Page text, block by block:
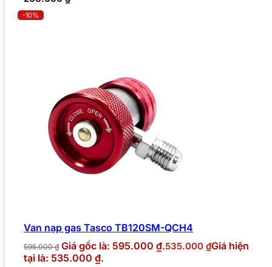
-10%
Van nạp gas Tasco TB120SM-QCH4
595.000₫ Giá gốc là: 595.000 ₫.535.000 ₫Giá hiện
tại là: 535.000 ₫.